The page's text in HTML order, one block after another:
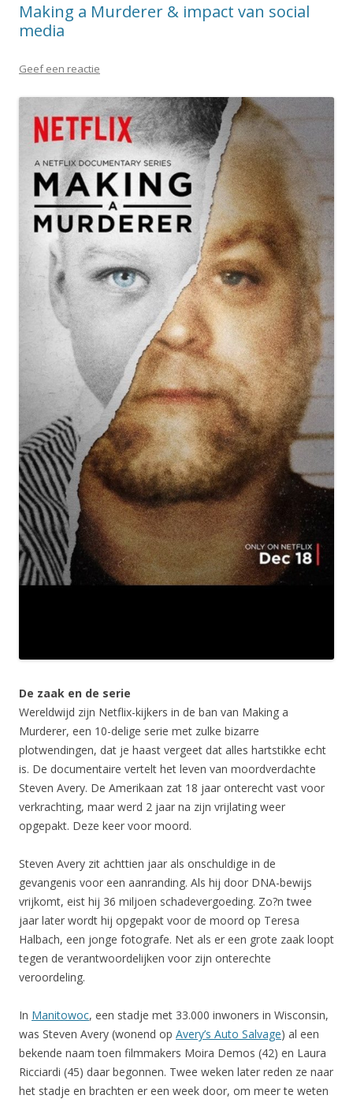
Making a Murderer & impact van social
media
Geef een reactie
De zaak en de serie
Wereldwijd zijn Netflix-kijkers in de ban van Making a
Murderer, een 10-delige serie met zulke bizarre
plotwendingen, dat je haast vergeet dat alles hartstikke echt
is. De documentaire vertelt het leven van moordverdachte
Steven Avery. De Amerikaan zat 18 jaar onterecht vast voor
verkrachting, maar werd 2 jaar na zijn vrijlating weer
opgepakt. Deze keer voor moord.
Steven Avery zit achttien jaar als onschuldige in de
gevangenis voor een aanranding. Als hij door DNA-bewijs
vrijkomt, eist hij 36 miljoen schadevergoeding. Zo?n twee
jaar later wordt hij opgepakt voor de moord op Teresa
Halbach, een jonge fotografe. Net als er een grote zaak loopt
tegen de verantwoordelijken voor zijn onterechte
veroordeling.
In Manitowoc, een stadje met 33.000 inwoners in Wisconsin,
was Steven Avery (wonend op Avery’s Auto Salvage) al een
bekende naam toen filmmakers Moira Demos (42) en Laura
Ricciardi (45) daar begonnen. Twee weken later reden ze naar
het stadje en brachten er een week door, om meer te weten